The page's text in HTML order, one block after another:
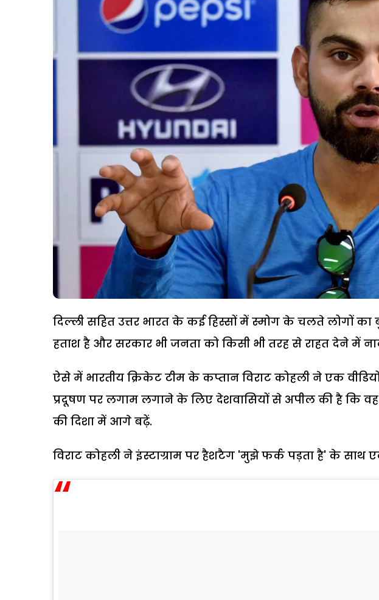
दिल्ली सहित उत्तर भारत के कई हिस्सों में स्मोग के चलते लोगों का
हताश है और सरकार भी जनता को किसी भी तरह से राहत देने में
ऐसे में भारतीय क्रिकेट टीम के कप्तान विराट कोहली ने एक
प्रदूषण पर लगाम लगाने के लिए देशवासियों से अपील की है कि
की दिशा में आगे बढ़ें.
विराट कोहली ने इंस्टाग्राम पर हैशटैग 'मुझे फर्क पड़ता है' के साथ